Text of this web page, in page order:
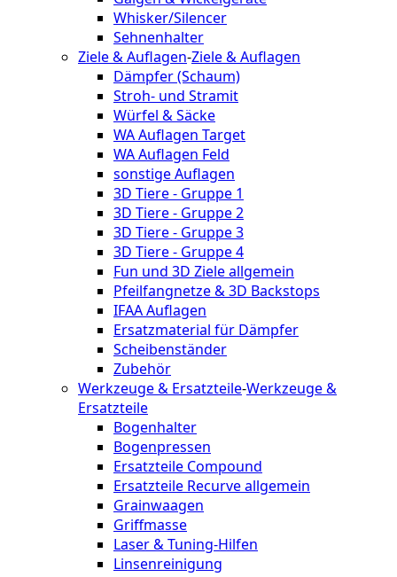
Whisker/Silencer
Sehnenhalter
Ziele & Auflagen-Ziele & Auflagen
Dämpfer (Schaum)
Stroh- und Stramit
Würfel & Säcke
WA Auflagen Target
WA Auflagen Feld
sonstige Auflagen
3D Tiere - Gruppe 1
3D Tiere - Gruppe 2
3D Tiere - Gruppe 3
3D Tiere - Gruppe 4
Fun und 3D Ziele allgemein
Pfeilfangnetze & 3D Backstops
IFAA Auflagen
Ersatzmaterial für Dämpfer
Scheibenständer
Zubehör
Werkzeuge & Ersatzteile-Werkzeuge &
Ersatzteile
Bogenhalter
Bogenpressen
Ersatzteile Compound
Ersatzteile Recurve allgemein
Grainwaagen
Griffmasse
Laser & Tuning-Hilfen
Linsenreinigung